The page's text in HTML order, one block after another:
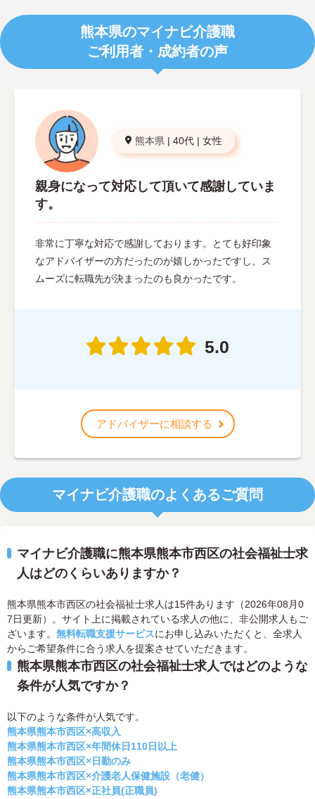
熊本県のマイナビ介護職
ご利用者・成約者の声
熊本県 | 40代 | 女性
親身になって対応して頂いて感謝していま
す。
非常に丁寧な対応で感謝しております。とても好印象
なアドバイザーの方だったのが嬉しかったですし、ス
ムーズに転職先が決まったのも良かったです。
5.0
アドバイザーに相談する
マイナビ介護職のよくあるご質問
マイナビ介護職に熊本県熊本市西区の社会福祉士求
人はどのくらいありますか？
熊本県熊本市西区の社会福祉士求人は15件あります（2026年08月0
7日更新）。サイト上に掲載されている求人の他に、非公開求人もご
ざいます。 無料転職支援サービスにお申し込みいただくと、全求人
からご希望条件に合う求人を提案させていただきます。
熊本県熊本市西区の社会福祉士求人ではどのような
条件が人気ですか？
以下のような条件が人気です。
熊本県熊本市西区×高収入
熊本県熊本市西区×年間休日110日以上
熊本県熊本市西区×日勤のみ
熊本県熊本市西区×介護老人保健施設（老健）
熊本県熊本市西区×正社員(正職員)